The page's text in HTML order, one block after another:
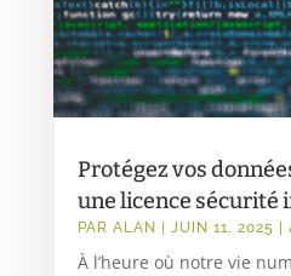
Protégez vos
une licence sécurité
PAR ALAN JUIN 11, 2025
À l’heure où notre vie